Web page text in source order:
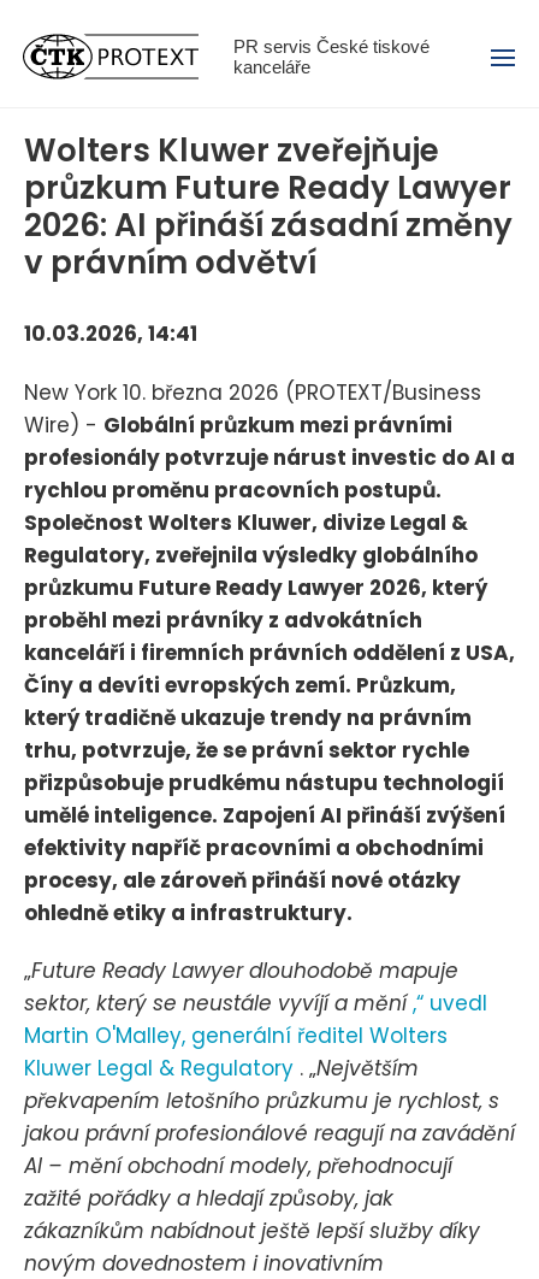
PR servis České tiskové
kanceláře
Menu
Wolters Kluwer zveřejňuje
průzkum Future Ready Lawyer
2026: AI přináší zásadní změny
v právním odvětví
10.03.2026, 14:41
New York 10. března 2026 (PROTEXT/Business
Wire) - Globální průzkum mezi právními
profesionály potvrzuje nárust investic do AI a
rychlou proměnu pracovních postupů.
Společnost Wolters Kluwer, divize Legal &
Regulatory, zveřejnila výsledky globálního
průzkumu Future Ready Lawyer 2026, který
proběhl mezi právníky z advokátních
kanceláří i firemních právních oddělení z USA,
Číny a devíti evropských zemí. Průzkum,
který tradičně ukazuje trendy na právním
trhu, potvrzuje, že se právní sektor rychle
přizpůsobuje prudkému nástupu technologií
umělé inteligence. Zapojení AI přináší zvýšení
efektivity napříč pracovními a obchodními
procesy, ale zároveň přináší nové otázky
ohledně etiky a infrastruktury.
„Future Ready Lawyer dlouhodobě mapuje
sektor, který se neustále vyvíjí a mění,“ uvedl
Martin O'Malley, generální ředitel Wolters
Kluwer Legal & Regulatory . „Největším
překvapením letošního průzkumu je rychlost, s
jakou právní profesionálové reagují na zavádění
AI – mění obchodní modely, přehodnocují
zažité pořádky a hledají způsoby, jak
zákazníkům nabídnout ještě lepší služby díky
novým dovednostem i inovativním